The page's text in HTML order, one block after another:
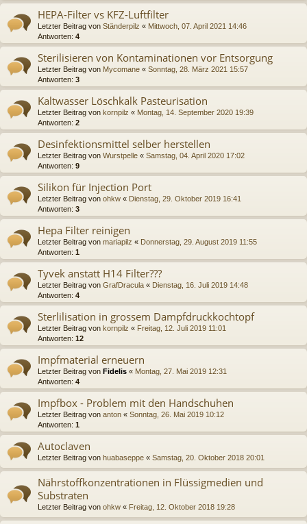
HEPA-Filter vs KFZ-Luftfilter
Letzter Beitrag von Ständerpilz « Mittwoch, 07. April 2021 14:46
Antworten: 4
Sterilisieren von Kontaminationen vor Entsorgung
Letzter Beitrag von Mycomane « Sonntag, 28. März 2021 15:57
Antworten: 3
Kaltwasser Löschkalk Pasteurisation
Letzter Beitrag von kornpilz « Montag, 14. September 2020 19:39
Antworten: 2
Desinfektionsmittel selber herstellen
Letzter Beitrag von Wurstpelle « Samstag, 04. April 2020 17:02
Antworten: 9
Silikon für Injection Port
Letzter Beitrag von ohkw « Dienstag, 29. Oktober 2019 16:41
Antworten: 3
Hepa Filter reinigen
Letzter Beitrag von mariapilz « Donnerstag, 29. August 2019 11:55
Antworten: 1
Tyvek anstatt H14 Filter???
Letzter Beitrag von GrafDracula « Dienstag, 16. Juli 2019 14:48
Antworten: 4
Sterlilisation in grossem Dampfdruckkochtopf
Letzter Beitrag von kornpilz « Freitag, 12. Juli 2019 11:01
Antworten: 12
Impfmaterial erneuern
Letzter Beitrag von Fidelis « Montag, 27. Mai 2019 12:31
Antworten: 4
Impfbox - Problem mit den Handschuhen
Letzter Beitrag von anton « Sonntag, 26. Mai 2019 10:12
Antworten: 1
Autoclaven
Letzter Beitrag von huabaseppe « Samstag, 20. Oktober 2018 20:01
Nährstoffkonzentrationen in Flüssigmedien und
Substraten
Letzter Beitrag von ohkw « Freitag, 12. Oktober 2018 19:28